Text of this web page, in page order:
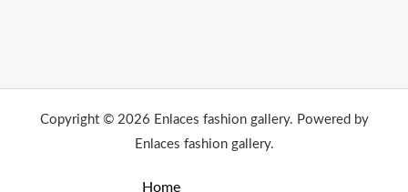
Copyright © 2026 Enlaces fashion gallery. Powered by
Enlaces fashion gallery.
Home